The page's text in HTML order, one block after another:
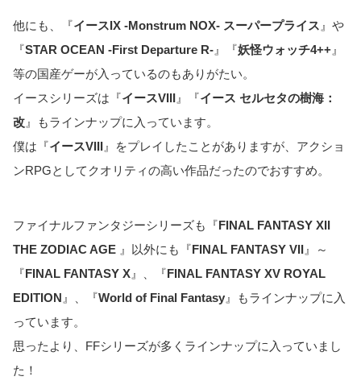
他にも、『イースIX -Monstrum NOX- スーパープライス』や
『STAR OCEAN -First Departure R-』『妖怪ウォッチ4++』
等の国産ゲーが入っているのもありがたい。
イースシリーズは『イースVIII 』『イース セルセタの樹海：
改』もラインナップに入っています。
僕は『イースVIII
』をプレイしたことがありますが、アクショ
ンRPGとしてクオリティの高い作品だったのでおすすめ。
ファイナルファンタジーシリーズも『FINAL FANTASY XII
THE ZODIAC AGE 』以外にも『FINAL FANTASY VII 』～
『FINAL FANTASY X 』、『FINAL FANTASY XV ROYAL
EDITION 』、『World of Final Fantasy 』もラインナップに入
っています。
思ったより、FFシリーズが多くラインナップに入っていまし
た！